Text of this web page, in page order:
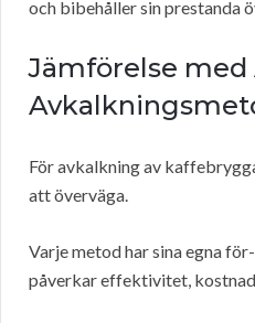
och bibehåller sin prestanda
Jämförelse med
För avkalkning av
att överväga.
Varje metod har sina egna
påverkar effektivitet,